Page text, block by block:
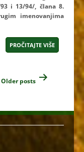
i 13/94/, člana 8.
imenovanjima
PROČITAJTE VIŠE
Olderposts